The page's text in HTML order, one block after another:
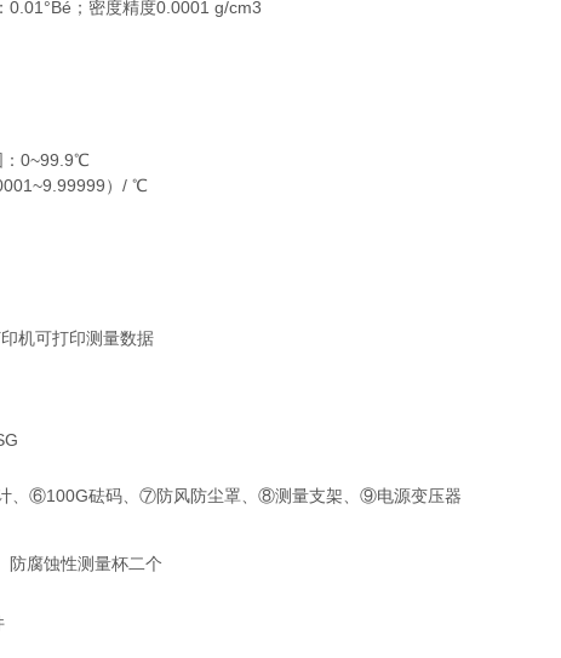
0.01°Bé；密度精度0.0001 g/cm3
：0~99.9℃
）/ ℃
机可打印测量数据
⑥100G砝码、⑦防风防尘罩、⑧测量支架、⑨电源变压器
防腐蚀性测量杯二个